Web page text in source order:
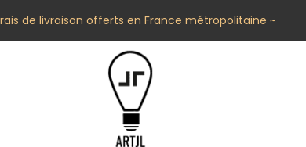
de livraison offerts en France métropolitaine ~